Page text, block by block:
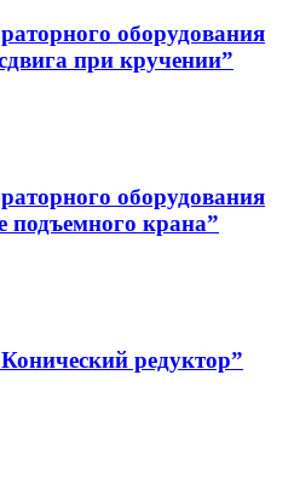
оборудования
при кручении”
оборудования
подъемного крана”
редуктор”